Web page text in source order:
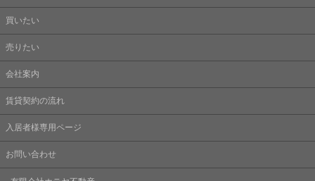
買いたい
売りたい
会社案内
賃貸契約の流れ
入居者様専用ページ
お問い合わせ